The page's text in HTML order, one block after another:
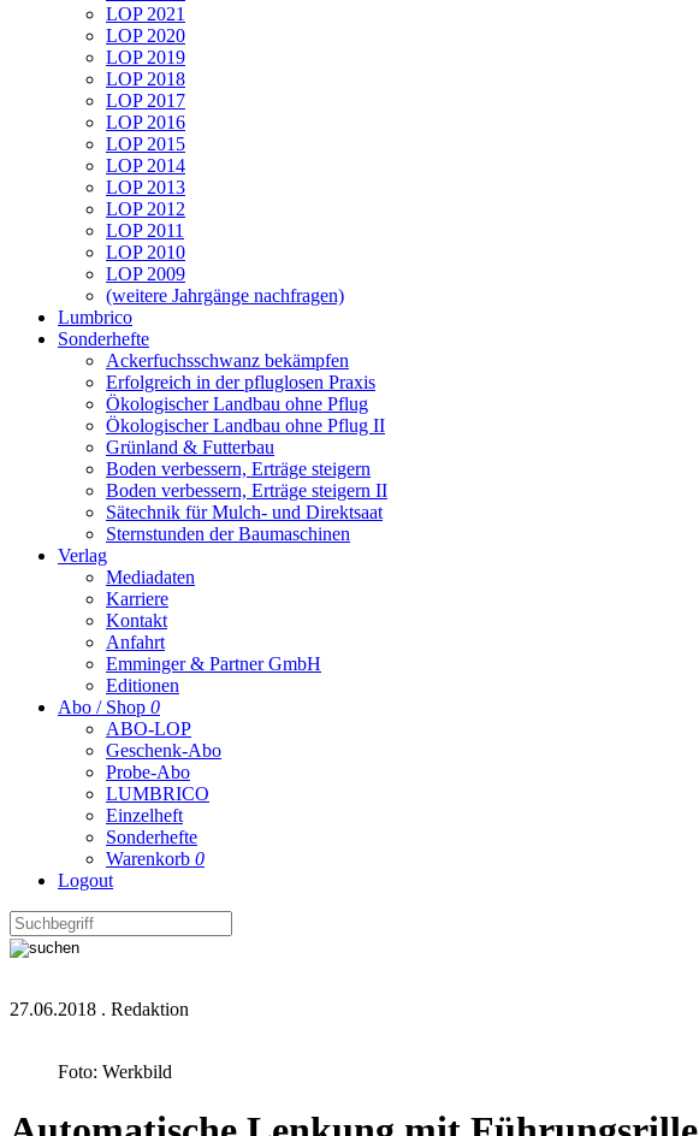
LOP 2021
LOP 2020
LOP 2019
LOP 2018
LOP 2017
LOP 2016
LOP 2015
LOP 2014
LOP 2013
LOP 2012
LOP 2011
LOP 2010
LOP 2009
(weitere Jahrgänge nachfragen)
Lumbrico
Sonderhefte
Ackerfuchsschwanz bekämpfen
Erfolgreich in der pfluglosen Praxis
Ökologischer Landbau ohne Pflug
Ökologischer Landbau ohne Pflug II
Grünland & Futterbau
Boden verbessern, Erträge steigern
Boden verbessern, Erträge steigern II
Sätechnik für Mulch- und Direktsaat
Sternstunden der Baumaschinen
Verlag
Mediadaten
Karriere
Kontakt
Anfahrt
Emminger & Partner GmbH
Editionen
Abo / Shop 0
ABO-LOP
Geschenk-Abo
Probe-Abo
LUMBRICO
Einzelheft
Sonderhefte
Warenkorb 0
Logout
27.06.2018 . Redaktion
Foto: Werkbild